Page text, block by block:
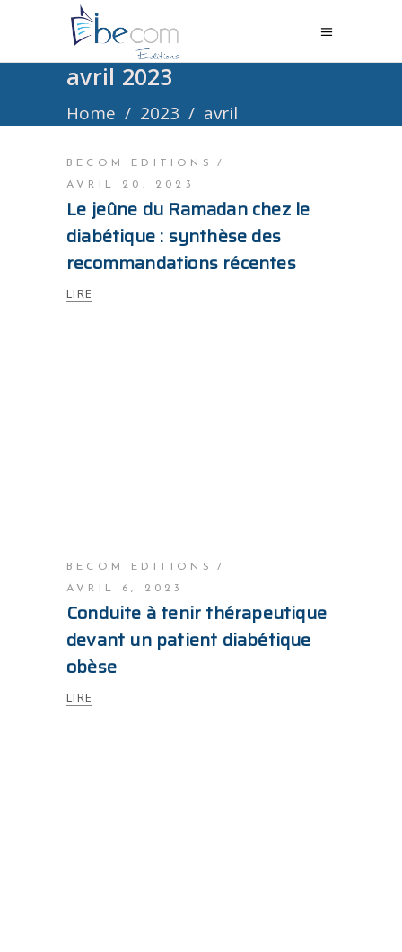
avril 2023
Home / 2023 / avril
BECOM EDITIONS
AVRIL 20, 2023
Le jeûne du Ramadan chez le
diabétique : synthèse des
recommandations récentes
LIRE
BECOM EDITIONS
AVRIL 6, 2023
Conduite à tenir thérapeutique
devant un patient diabétique
obèse
LIRE